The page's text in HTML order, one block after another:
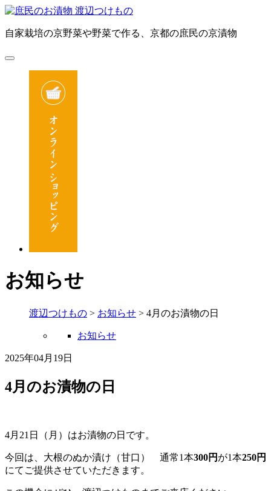
自家栽培の京野菜や野菜で作る、京都の庶民の京漬物
お知らせ
渡辺つけもの > お知らせ > 4月のお漬物の日
お知らせ
2025年04月19日
4月のお漬物の日
4月21日（月）はお漬物の日です。
今回は、大根のぬか漬け（甘口） 通常1本300円 が1本250円
にてご提供させていただきます。